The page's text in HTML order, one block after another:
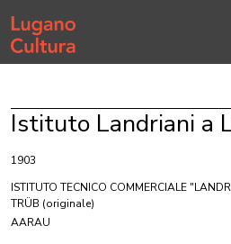
Home page
Istituto Landriani a
1903
ISTITUTO TECNICO COMMERCIALE
TRÜB (originale)
AARAU